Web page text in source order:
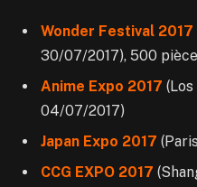
Wonder Festival 2017
30/07/2017), 500
Anime Expo 2017
04/07/2017)
Japan Expo 2017
CCG EXPO 2017